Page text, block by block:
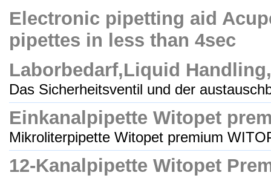
Electronic pipetting aid
pipettes in less than 4sec
Laborbedarf,Liquid
Das Sicherheitsventil und der
Einkanalpipette Witopet
Mikroliterpipette Witopet premium
12-Kanalpipette Witopet